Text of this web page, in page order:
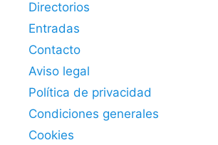
Directorios
Entradas
Contacto
Aviso legal
Política de privacidad
Condiciones generales
Cookies